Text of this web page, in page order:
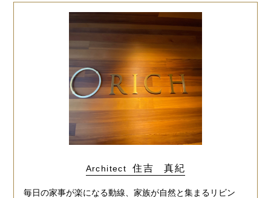
Architect 住吉 真紀
毎日の家事が楽になる動線、家族が自然と集まるリビン